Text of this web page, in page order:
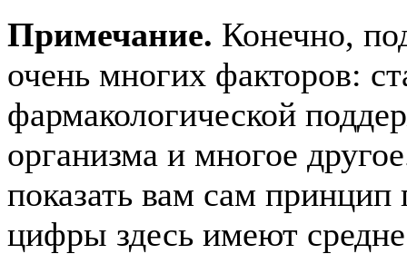
Примечание. Конечно,
очень многих факторов:
фармакологической
организма и многое
показать вам сам
цифры здесь имеют